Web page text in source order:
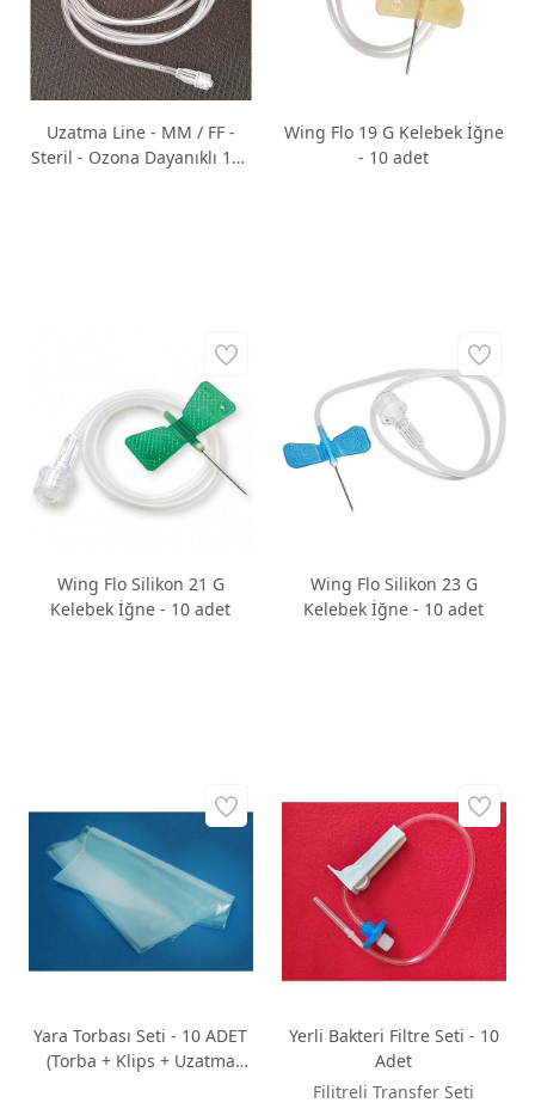
Uzatma Line - MM / FF -
Steril - Ozona Dayanıklı 120
Wing Flo 19 G Kelebek İğne
- 10 adet
Wing Flo Silikon 21 G
Kelebek İğne - 10 adet
Wing Flo Silikon 23 G
Kelebek İğne - 10 adet
Yara Torbası Seti - 10 ADET
(Torba + Klips + Uzatma
Yerli Bakteri Filtre Seti - 10
Adet
Filitreli Transfer Seti